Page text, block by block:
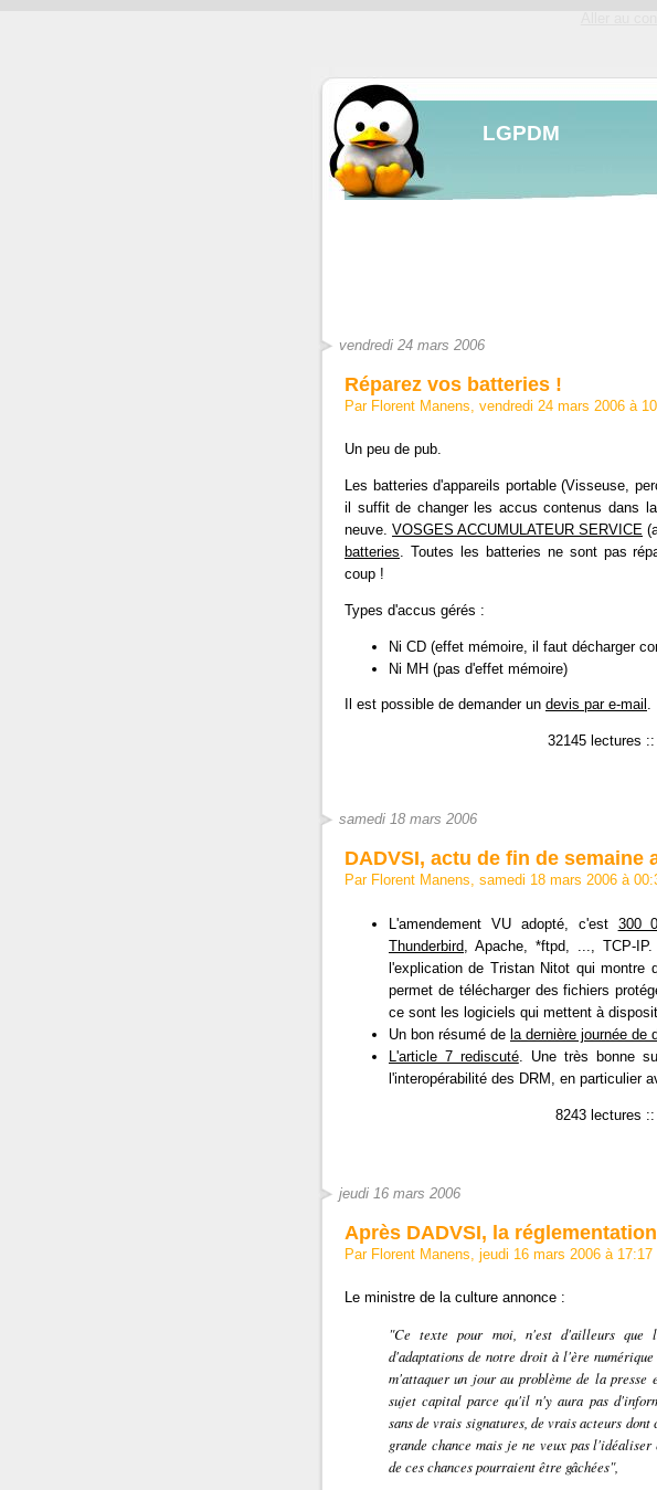
LGPDM
vendredi 24 mars 2006
Réparez vos batteries !
Par Florent Manens, vendredi 24 mars 2006 à
Un peu de pub.
Les batteries d'appareils portable (Visseuse,
il suffit de changer les accus contenus dans
neuve. VOSGES ACCUMULATEUR SERVICE
batteries . Toutes les batteries ne sont pas
coup !
Types d'accus gérés :
Ni CD (effet mémoire, il faut décharger
Ni MH (pas d'effet mémoire)
Il est possible de demander un devis par e-mail .
32145 lectures ::
samedi 18 mars 2006
DADVSI, actu de fin de semaine
Par Florent Manens, samedi 18 mars 2006 à
L'amendement VU adopté, c'est 300
Thunderbird , Apache, *ftpd, ..., TCP-
l'explication de Tristan Nitot qui montre
permet de télécharger des fichiers
ce sont les logiciels qui mettent à
Un bon résumé de la dernière journée de
L'article 7 rediscuté. Une très bonne
l'interopérabilité des DRM, en particulier
8243 lectures ::
jeudi 16 mars 2006
Après DADVSI, la
Par Florent Manens, jeudi 16 mars 2006 à 17:17
Le ministre de la culture annonce :
"Ce texte pour moi, n'est d'ailleurs que
d'adaptations de notre droit à l'ère
m'attaquer un jour au problème de la
sujet capital parce qu'il n'y aura pas
sans de vrais signatures, de vrais acteurs
grande chance mais je ne veux pas
de ces chances pourraient être gâchées",